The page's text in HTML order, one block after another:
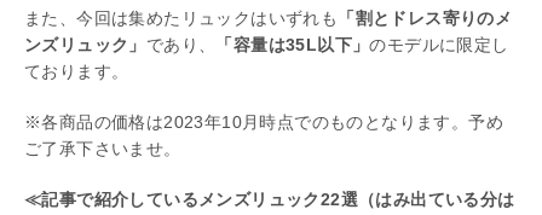
また、今回は集めたリュックはいずれも
「割とドレス寄りのメ
ンズリュック」 であり、 「容量は35L以下」のモデルに限定し
ております。
※各商品の価格は2023年10月時点でのものとなります。予め
ご了承下さいませ。
≪記事で紹介しているメンズリュック22選（はみ出ている分は